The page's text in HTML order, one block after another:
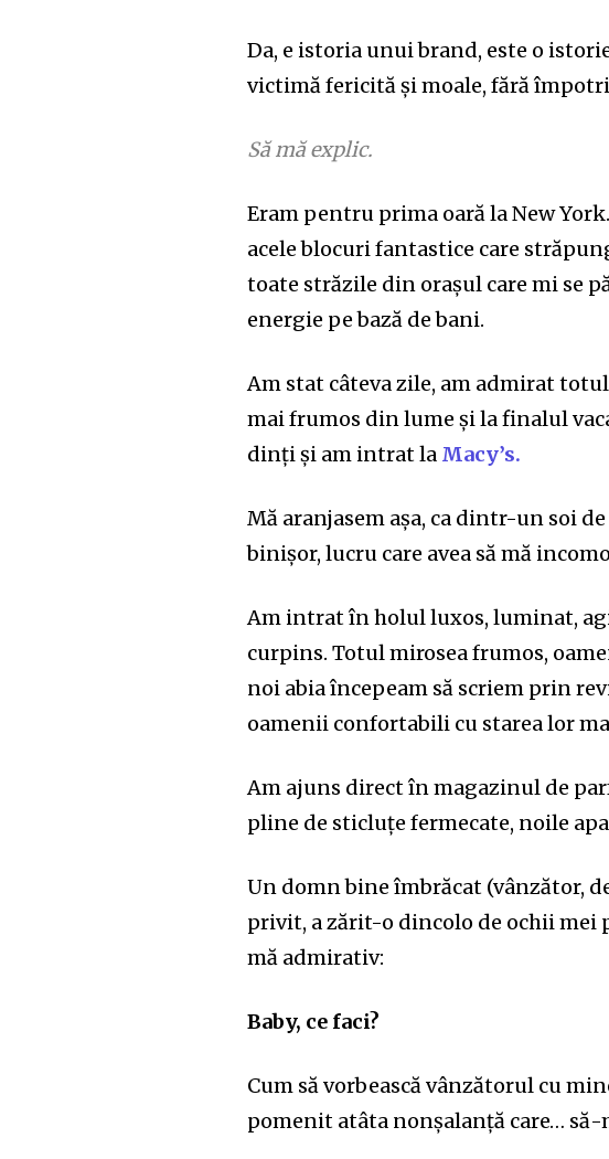
Da, e istoria unui brand, este o
victimă fericită și moale, fără
Să mă explic.
Eram pentru prima oară la New
acele blocuri fantastice care
toate străzile din orașul care mi se
energie pe bază de bani.
Am stat câteva zile, am admirat
mai frumos din lume și la finalul
dinți și am intrat la Macy’s.
Mă aranjasem așa, ca dintr-un soi
binișor, lucru care avea să mă
Am intrat în holul luxos, luminat,
curpins. Totul mirosea frumos,
noi abia începeam să scriem prin
oamenii confortabili cu starea lor
Am ajuns direct în magazinul de
pline de sticluțe fermecate, noile
Un domn bine îmbrăcat (vânzător,
privit, a zărit-o dincolo de ochii mei
mă admirativ:
Baby, ce faci?
Cum să vorbească vânzătorul cu
pomenit atâta nonșalanță care… să-